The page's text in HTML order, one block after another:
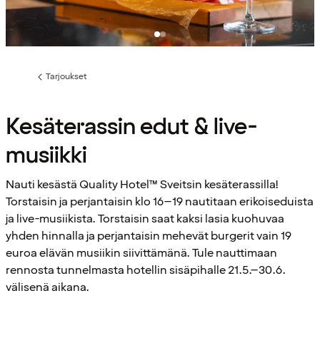
Edellinen
Tarjoukset
Kesäterassin edut & live-
musiikki
Nauti kesästä Quality Hotel™ Sveitsin kesäterassilla!
Torstaisin ja perjantaisin klo 16–19 nautitaan erikoiseduista
ja live-musiikista. Torstaisin saat kaksi lasia kuohuvaa
yhden hinnalla ja perjantaisin mehevät burgerit vain 19
euroa elävän musiikin siivittämänä. Tule nauttimaan
rennosta tunnelmasta hotellin sisäpihalle 21.5.–30.6.
välisenä aikana.